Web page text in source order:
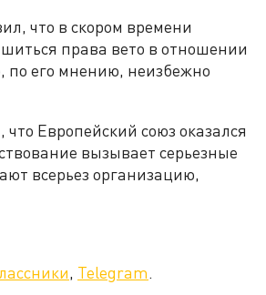
что в скором времени
права вето в отношении
по его мнению, неизбежно
Европейский союз оказался
вызывает серьезные
всерьез организацию,
, Telegram.